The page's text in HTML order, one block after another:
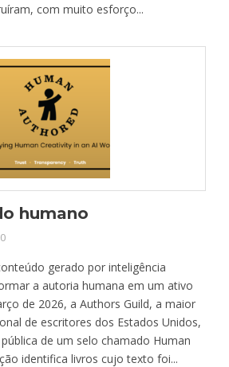
com muito esforço...
humano
0
gerado por inteligência
a autoria humana em um ativo
de 2026, a Authors Guild, a maior
de escritores dos Estados Unidos,
de um selo chamado Human
identifica livros cujo texto foi...